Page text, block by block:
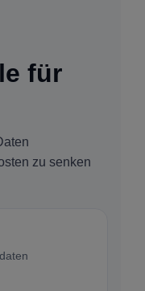
für
zu senken